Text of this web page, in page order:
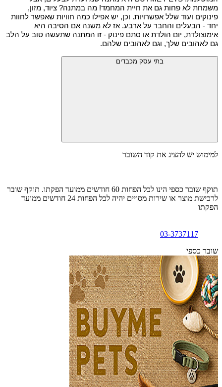
גם לאהובים שלך, וגם לאהובים שלהם.
בתי עסק מכבדים
למימוש יש להציג את קוד השובר
תוקף שובר כספי הינו לכל הפחות 60 חודשים ממועד הפקתו. תוקף שובר
לרכישת מוצר או שירות מסויים יהיה לכל הפחות 24 חודשים ממועד
הפקתו
03-3737117
שובר כספי